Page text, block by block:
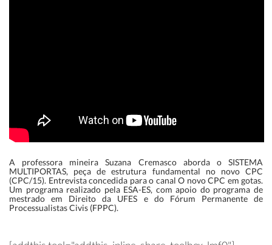
A professora mineira Suzana Cremasco aborda o SISTEMA
MULTIPORTAS, peça de estrutura fundamental no novo CPC
(CPC/15). Entrevista concedida para o canal O novo CPC em gotas.
Um programa realizado pela ESA-ES, com apoio do programa de
mestrado em Direito da UFES e do Fórum Permanente de
Processualistas Civis (FPPC).